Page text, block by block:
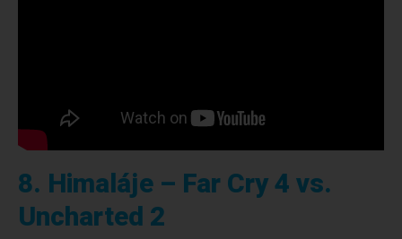
8. Himaláje – Far Cry 4 vs.
Uncharted 2